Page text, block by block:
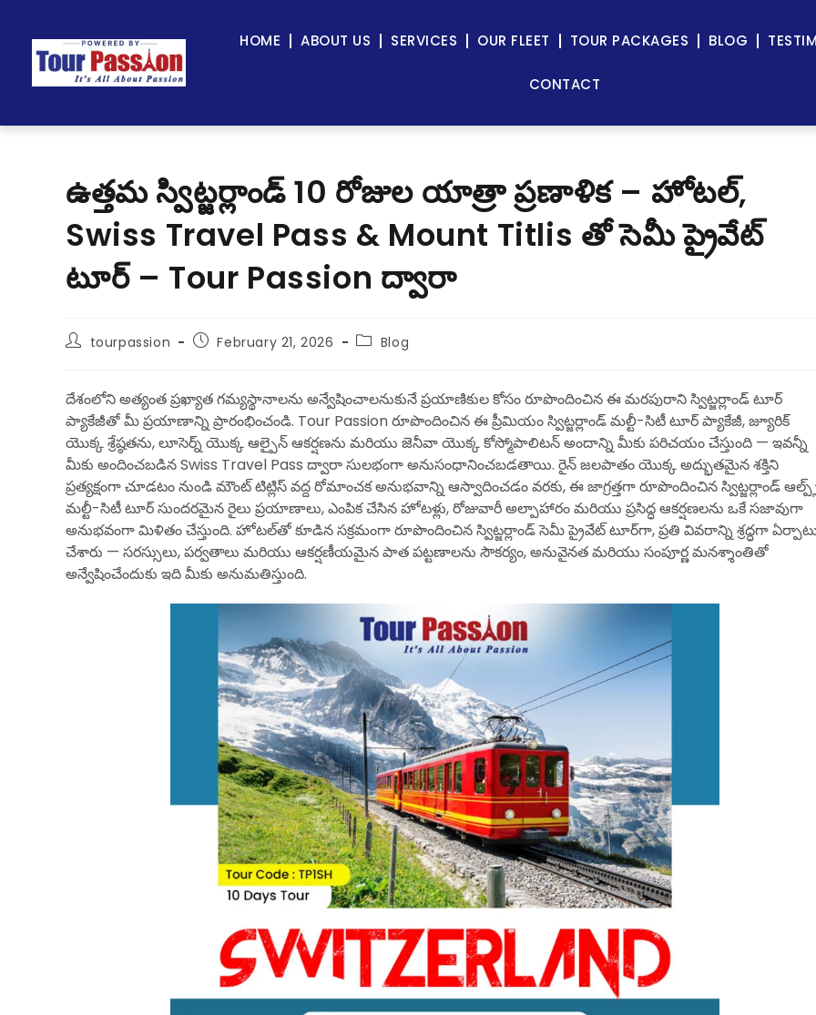
HOME ABOUT US SERVICES OUR FLEET TOUR PACKAGES BLOG
CONTACT
ఉత్తమ స్విట్జర్లాండ్ 10 రోజుల యాత్రా ప్రణాళిక – హోటల్,
Swiss Travel Pass & Mount Titlis తో సెమీ ప్రైవేట్
టూర్ – Tour Passion ద్వారా
tourpassion February 21, 2026 Blog
దేశంలోని అత్యంత ప్రఖ్యాత గమ్యస్థానాలను అన్వేషించాలనుకునే ప్రయాణికుల కోసం రూపొందించిన ఈ మరపురాని స్విట్జర్లాండ్ టూర్
ప్యాకేజీతో మీ ప్రయాణాన్ని ప్రారంభించండి. Tour Passion రూపొందించిన ఈ ప్రీమియం స్విట్జర్లాండ్ మల్టీ-సిటీ టూర్ ప్యాకేజీ, జ్యూరిక్
యొక్క శ్రేష్ఠతను, లూసెర్న్ యొక్క ఆల్పైన్ ఆకర్షణను మరియు జెనీవా యొక్క కోస్మోపాలిటన్ అందాన్ని మీకు పరిచయం చేస్తుంది — ఇవన్నీ
మీకు అందించబడిన Swiss Travel Pass ద్వారా సులభంగా అనుసంధానించబడతాయి. రైన్ జలపాతం యొక్క అద్భుతమైన శక్తిని
ప్రత్యక్షంగా చూడటం నుండి మౌంట్ టిట్లిస్ వద్ద రోమాంచక అనుభవాన్ని ఆస్వాదించడం వరకు, ఈ జాగ్రత్తగా రూపొందించిన స్విట్జర్లాండ్
మల్టీ-సిటీ టూర్ సుందరమైన రైలు ప్రయాణాలు, ఎంపిక చేసిన హోటళ్లు, రోజువారీ అల్పాహారం మరియు ప్రసిద్ధ ఆకర్షణలను ఒకే సజావుగా
అనుభవంగా మిళితం చేస్తుంది. హోటల్‌తో కూడిన సక్రమంగా రూపొందించిన స్విట్జర్లాండ్ సెమీ ప్రైవేట్ టూర్‌గా, ప్రతి వివరాన్ని శ్రద్ధగా
చేశారు — సరస్సులు, పర్వతాలు మరియు ఆకర్షణీయమైన పాత పట్టణాలను సౌకర్యం, అనువైనత మరియు సంపూర్ణ మనశ్శాంతితో
అన్వేషించేందుకు ఇది మీకు అనుమతిస్తుంది.